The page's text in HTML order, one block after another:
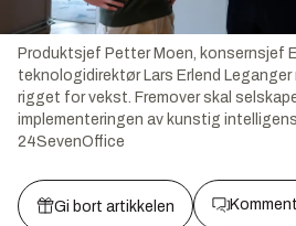
Produktsjef Petter Moen, konsernsjef
teknologidirektør Lars Erlend
rigget for vekst. Fremover skal
implementeringen av kunstig
24SevenOffice
Gi bort artikkelen